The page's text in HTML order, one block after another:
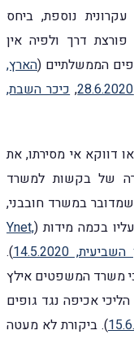
נוספת, ביחס
דרך ולפיה אין
הממשלתיים (הארץ,
,כיכר השבת,
דווקא אי מסירתו, את
של בקשות למשרד
במשרד חובבני,
בכמה מידות (Ynet,
14.5.2020
).
משרד המשפטים אילץ
אכיפה נגד גופים
). ביקורת לא מעטה